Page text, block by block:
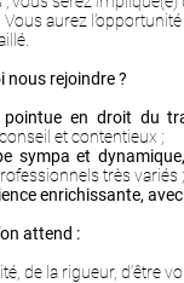
Vous aurez
nous rejoindre ?
pointue en droit du
et contentieux ;
sympa et
très variés ;
enrichissante,
attend :
de la rigueur, d’être